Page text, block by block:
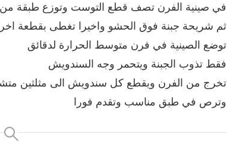
في صينية الفرن تصف قطع التوست وتوزع طبقة
ثم شريحة جبنة فوق الحشو واخيرا تغطى بقطعة
توضع الصينية في فرن متوسط الحرارة لدقائق
فقط تذوب الجبنة ويتحمر وجه السندويش
تخرج من الفرن ويقطع كل سندويش الى مثلثين
وترص في طبق مناسب وتقدم فورا